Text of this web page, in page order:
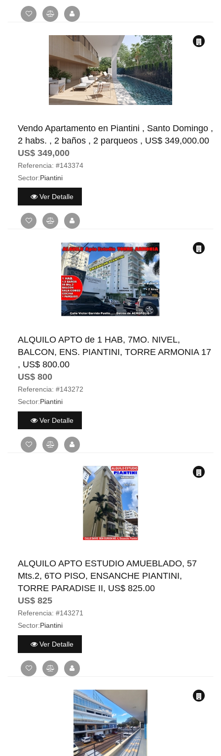
Vendo Apartamento en Piantini , Santo Domingo ,
2 habs. , 2 baños , 2 parqueos , US$ 349,000.00
US$ 349,000
Referencia: #143374
Sector:Piantini
Ver Detalle
ALQUILO APTO de 1 HAB, 7MO. NIVEL,
BALCON, ENS. PIANTINI, TORRE ARMONIA 17
, US$ 800.00
US$ 800
Referencia: #143272
Sector:Piantini
Ver Detalle
ALQUILO APTO ESTUDIO AMUEBLADO, 57
Mts.2, 6TO PISO, ENSANCHE PIANTINI,
TORRE PARADISE II, US$ 825.00
US$ 825
Referencia: #143271
Sector:Piantini
Ver Detalle